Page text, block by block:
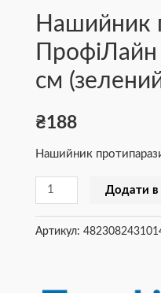
Нашийник
см
₴188
Нашийник
великих
порід
собак
см
кількість
Додати
Артикул: